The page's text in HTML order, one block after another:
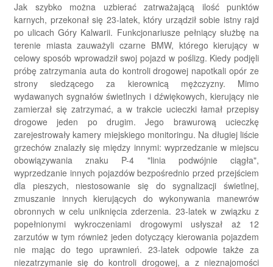
Jak szybko można uzbierać zatrważającą ilość punktów
karnych, przekonał się 23-latek, który urządził sobie istny rajd
po ulicach Góry Kalwarii. Funkcjonariusze pełniący służbę na
terenie miasta zauważyli czarne BMW, którego kierujący w
celowy sposób wprowadził swoj pojazd w poślizg. Kiedy podjęli
próbę zatrzymania auta do kontroli drogowej napotkali opór ze
strony siedzącego za kierownicą mężczyzny. Mimo
wydawanych sygnałów świetlnych i dźwiękowych, kierujący nie
zamierzał się zatrzymać, a w trakcie ucieczki łamał przepisy
drogowe jeden po drugim. Jego brawurową ucieczkę
zarejestrowały kamery miejskiego monitoringu. Na długiej liście
grzechów znalazły się między innymi: wyprzedzanie w miejscu
obowiązywania znaku P-4 "linia podwójnie ciągła",
wyprzedzanie innych pojazdów bezpośrednio przed przejściem
dla pieszych, niestosowanie się do sygnalizacji świetlnej,
zmuszanie innych kierujących do wykonywania manewrów
obronnych w celu uniknięcia zderzenia. 23-latek w związku z
popełnionymi wykroczeniami drogowymi usłyszał aż 12
zarzutów w tym również jeden dotyczący kierowania pojazdem
nie mając do tego uprawnień. 23-latek odpowie także za
niezatrzymanie się do kontroli drogowej, a z nieznajomości